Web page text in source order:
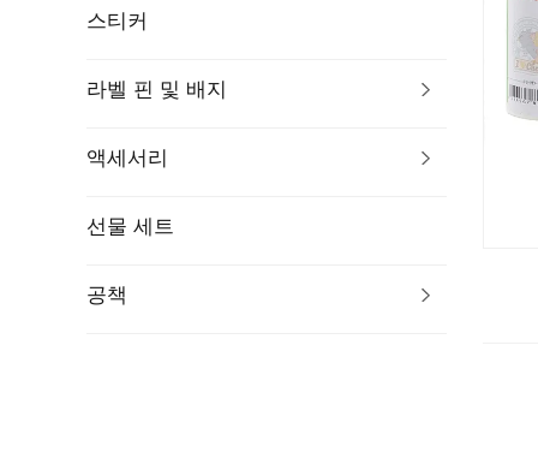
스티커
라벨 핀 및 배지
액세서리
선물 세트
공책